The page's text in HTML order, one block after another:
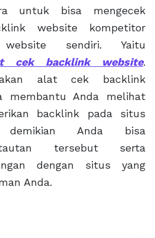
untuk bisa mengecek
website kompetitor
sendiri. Yaitu
cek backlink website.
alat cek backlink
membantu Anda melihat
backlink pada situs
demikian Anda bisa
tautan tersebut serta
dengan situs yang
Anda.